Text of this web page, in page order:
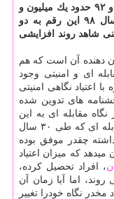
از آنست كه تعداد معتادان كشور در سال ۹۱ و ۹۲ حدود یك میلیون و
۲۰۰ هزار نفر بوده این درحالیست كه در سال ۹۸ این رقم به دو
یعنی شاهد روند افزایشی
دهنده آن است كه هم
ای و امنیتی وجود
اعتیاد نگاهی امنیتی
های تدوین شده
مقابله ای به این
حوزه دارد. حال سوال این است كه نگاه مقابله ای كه طی ۳۰ سال
داشته چقدر موفق بوده
كه میزان اعتیاد
، افراد تحصیل كرده،
اما آیا زمان آن
نگاه خودرا تغییر